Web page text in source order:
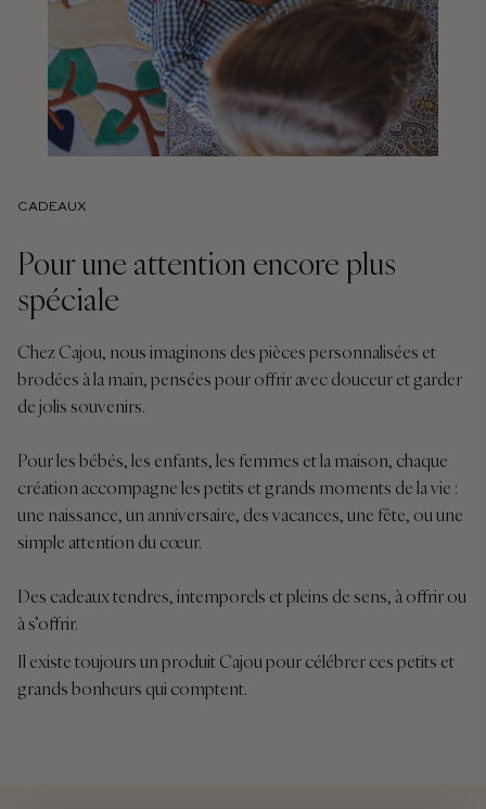
CADEAUX
Pour une attention encore plus
spéciale
Chez Cajou, nous imaginons des pièces personnalisées et
brodées à la main, pensées pour offrir avec douceur et garder
de jolis souvenirs.
Pour les bébés, les enfants, les femmes et la maison, chaque
création accompagne les petits et grands moments de la vie :
une naissance, un anniversaire, des vacances, une fête, ou une
simple attention du cœur.
Des cadeaux tendres, intemporels et pleins de sens, à offrir ou
à s’offrir.
Il existe toujours un produit Cajou pour célébrer ces petits et
grands bonheurs qui comptent.